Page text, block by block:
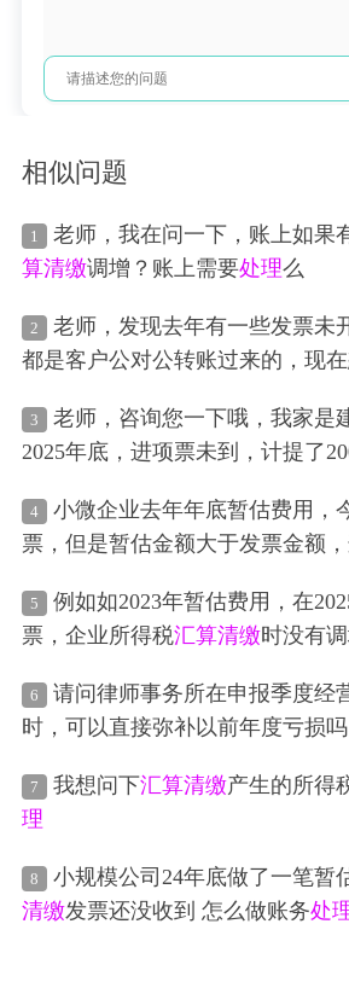
相似问题
1 老师，我在问一下，账上如果
算清缴调增？账上需要处理么
2 老师，发现去年有一些发票未
都是客户公对公转账过来的，现
3
老师，咨询您一下哦，我家是
2025年底，进项票未到，计提了
现在发现这个问题了，想要重新申
属于去年的已经到了68万，请问
，以及账目如何调整
4
小微企业去年年底暂估费用，
票，但是暂估金额大于发票金额
5
例如如2023年暂估费用，在
票，企业所得税汇算清缴时没有
6
请问律师事务所在申报季度经
时，可以直接弥补以前年度亏损
7 我想问下汇算清缴产生的所得
理
8 小规模公司24年底做了一笔暂
清缴发票还没收到 怎么做账务处